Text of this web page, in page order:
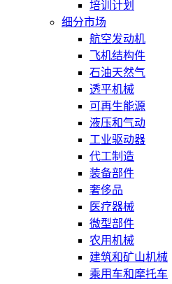
培训计划
细分市场
航空发动机
飞机结构件
石油天然气
透平机械
可再生能源
液压和气动
工业驱动器
代工制造
装备部件
奢侈品
医疗器械
微型部件
农用机械
建筑和矿山机械
乘用车和摩托车